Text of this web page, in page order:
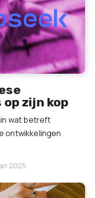
zijn kop
wat betreft
ontwikkelingen
2025